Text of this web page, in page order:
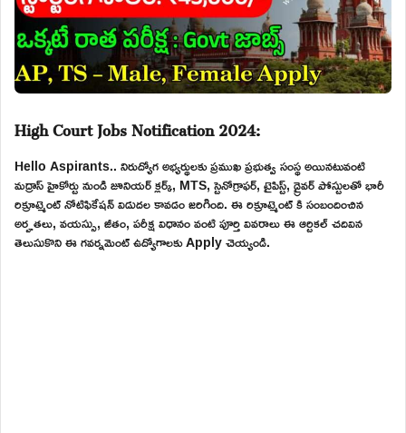
High Court Jobs Notification 2024:
Hello Aspirants.. నిరుద్యోగ అభ్యర్థులకు ప్రముఖ ప్రభుత్వ సంస్థ అయినటువంటి
మద్రాస్ హైకోర్టు నుండి జూనియర్ క్లర్క్, MTS, స్టెనోగ్రాఫర్, టైపిస్ట్, డ్రైవర్ పోస్టులతో భారీ
రిక్రూట్మెంట్ నోటిఫికేషన్ విడుదల కావడం జరిగింది. ఈ రిక్రూట్మెంట్ కి సంబందించిన
అర్హతలు, వయస్సు, జీతం, పరీక్ష విధానం వంటి పూర్తి వివరాలు ఈ ఆర్టికల్ చదివిన
తెలుసుకొని ఈ గవర్నమెంట్ ఉద్యోగాలకు Apply చెయ్యండి.